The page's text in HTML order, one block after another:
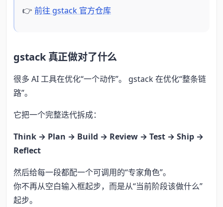
👉 前往 gstack 官方仓库
gstack 真正做对了什么
很多 AI 工具在优化“一个动作”。 gstack 在优化“整条链
路”。
它把一个完整迭代拆成：
Think → Plan → Build → Review → Test → Ship →
Reflect
然后给每一段都配一个可调用的“专家角色”。
你不再从空白输入框起步，而是从“当前阶段该做什么”
起步。